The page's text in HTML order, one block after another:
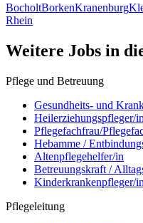
BocholtBorkenKranenburg
Rhein
Weitere Jobs in
Pflege und Betreuung
Gesundheits- und
Heilerziehungspfleger/in
Pflegefachfrau/
Hebamme /
Altenpflegehelfer/in
Betreuungskraft /
Kinderkrankenpfleger/in
Pflegeleitung